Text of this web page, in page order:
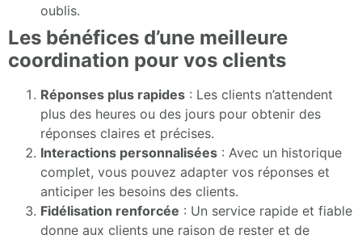
oublis.
Les bénéfices d’une meilleure
coordination pour vos clients
Réponses plus rapides : Les clients n’attendent
plus des heures ou des jours pour obtenir des
réponses claires et précises.
Interactions personnalisées : Avec un historique
complet, vous pouvez adapter vos réponses et
anticiper les besoins des clients.
Fidélisation renforcée : Un service rapide et fiable
donne aux clients une raison de rester et de